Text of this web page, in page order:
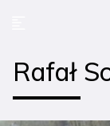
Rafał